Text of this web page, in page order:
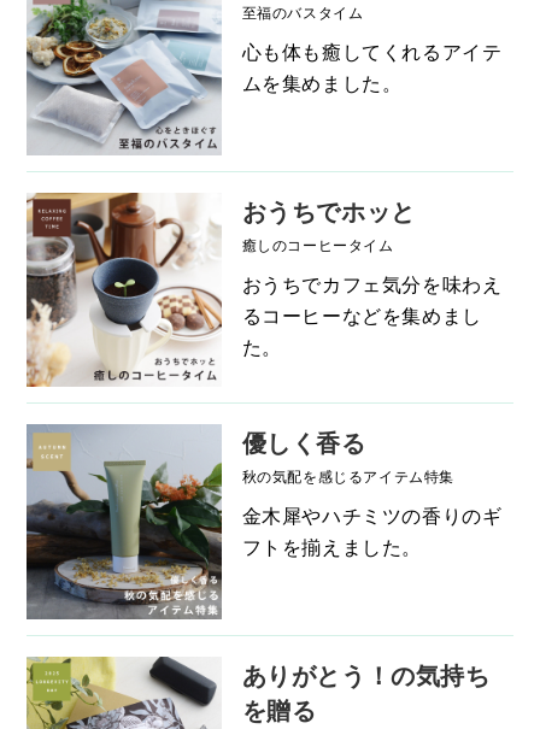
至福のバスタイム
心も体も癒してくれるアイテ
ムを集めました。
おうちでホッと
癒しのコーヒータイム
おうちでカフェ気分を味わえ
るコーヒーなどを集めまし
た。
優しく香る
秋の気配を感じるアイテム特集
金木犀やハチミツの香りのギ
フトを揃えました。
ありがとう！の気持ち
を贈る